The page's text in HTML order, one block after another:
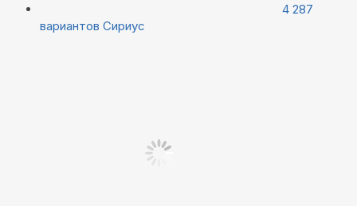
4 287
вариантов Сириус